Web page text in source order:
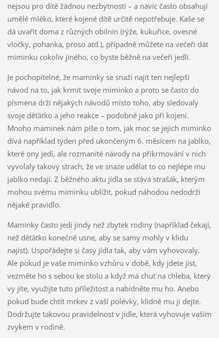
nejsou pro dítě žádnou nezbytností – a navíc často obsahují
umělé mléko, které kojené dítě určitě nepotřebuje. Kaše se
dá uvařit doma z různých obilnin (rýže, kukuřice, ovesné
vločky, pohanka, proso atd.), případně můžete na večeři dát
miminku cokoliv jiného, co byste běžně na večeři jedli.
Je pochopitelné, že maminky se snaží najít ten nejlepší
návod na to, jak krmit svoje miminko a proto se často do
písmena drží nějakých návodů místo toho, aby sledovaly
svoje děťátko a jeho reakce – podobně jako při kojení.
Mnoho maminek nám píše o tom, jak moc se jejich miminko
dívá například týden před ukončeným 6. měsícem na jablko,
které ony jedí, ale rozmanité návody na přikrmování v nich
vyvolaly takový strach, že ve snaze udělat to co nejlépe mu
jablko nedají. Z běžného aktu jídla se stává strašák, kterým
mohou svému miminku ublížit, pokud náhodou nedodrží
nějaké pravidlo.
Maminky často jedí jindy než zbytek rodiny (například čekají,
než děťátko konečně usne, aby se samy mohly v klidu
najíst). Uspořádejte si časy jídla tak, aby vám vyhovovaly.
Ale pokud je vaše miminko vzhůru v době, kdy jdete jíst,
vezměte ho s sebou ke stolu a když má chuť na chleba, který
vy jíte, využijte tuto příležitost a nabídněte mu ho. Anebo
pokud bude chtít mrkev z vaší polévky, klidně mu ji dejte.
Dodržujte takovou pravidelnost v jídle, která vyhovuje vaším
zvykem v rodině.